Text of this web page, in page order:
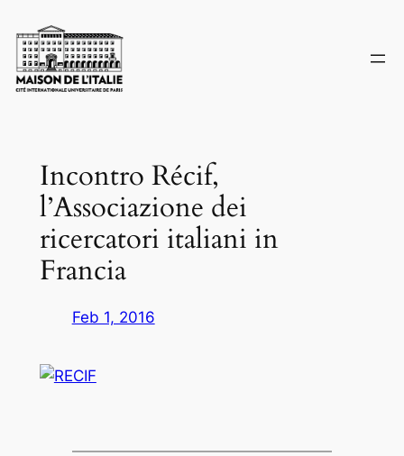
to
content
Incontro Récif,
l’Associazione dei
ricercatori italiani in
Francia
Feb 1, 2016